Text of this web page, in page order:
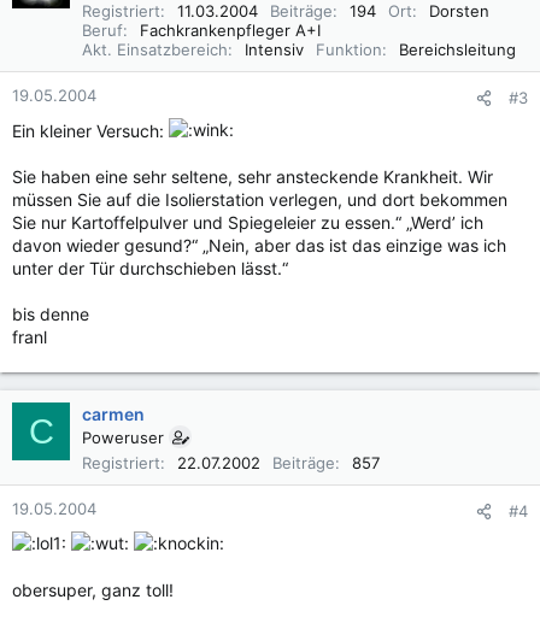
Registriert
11.03.2004 Beiträge 194 Ort
Dorsten
Beruf
Fachkrankenpfleger A+I
Akt. Einsatzbereich
Intensiv Funktion Bereichsleitung
19.05.2004 #3
Ein kleiner Versuch:
Sie haben eine sehr seltene, sehr ansteckende Krankheit. Wir
müssen Sie auf die Isolierstation verlegen, und dort bekommen
Sie nur Kartoffelpulver und Spiegeleier zu essen.“ „Werd’ ich
davon wieder gesund?“ „Nein, aber das ist das einzige was ich
unter der Tür durchschieben lässt.“
bis denne
franl
C carmen
Poweruser
Registriert
22.07.2002 Beiträge 857
19.05.2004 #4
obersuper, ganz toll!